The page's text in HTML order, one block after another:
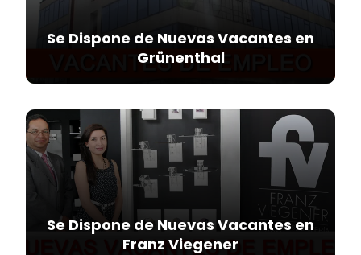
Se Dispone de Nuevas Vacantes en
Grünenthal
Se Dispone de Nuevas Vacantes en
Franz Viegener